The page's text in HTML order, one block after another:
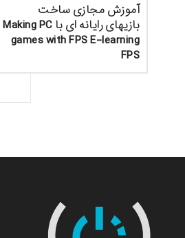
آموزش مجازی ساخت
بازیهای رایانه ای با Making PC
games with FPS E-learning
FPS